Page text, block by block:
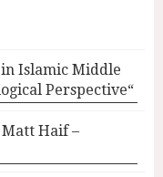
in Islamic Middle
Perspective“
Haif –